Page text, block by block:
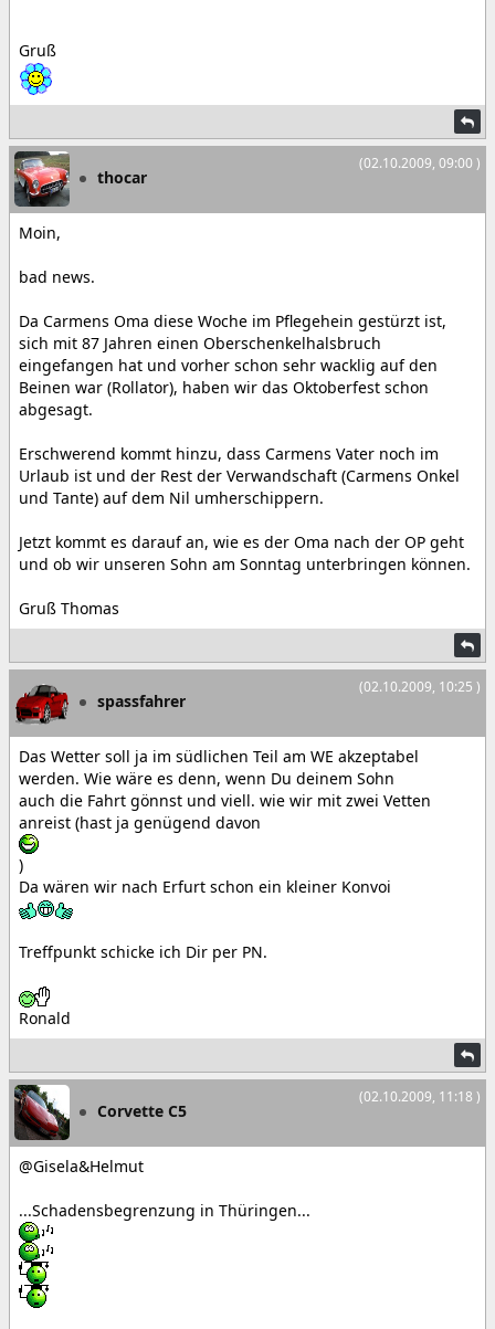
Gruß
(02.10.2009, 09:00 )
thocar
Moin,
bad news.
Da Carmens Oma diese Woche im Pflegehein gestürzt ist,
sich mit 87 Jahren einen Oberschenkelhalsbruch
eingefangen hat und vorher schon sehr wacklig auf den
Beinen war (Rollator), haben wir das Oktoberfest schon
abgesagt.
Erschwerend kommt hinzu, dass Carmens Vater noch im
Urlaub ist und der Rest der Verwandschaft (Carmens Onkel
und Tante) auf dem Nil umherschippern.
Jetzt kommt es darauf an, wie es der Oma nach der OP geht
und ob wir unseren Sohn am Sonntag unterbringen können.
Gruß Thomas
(02.10.2009, 10:25 )
spassfahrer
Das Wetter soll ja im südlichen Teil am WE akzeptabel
werden. Wie wäre es denn, wenn Du deinem Sohn
auch die Fahrt gönnst und viell. wie wir mit zwei Vetten
anreist (hast ja genügend davon
)
Da wären wir nach Erfurt schon ein kleiner Konvoi
Treffpunkt schicke ich Dir per PN.
Ronald
(02.10.2009, 11:18 )
Corvette C5
@Gisela&Helmut
...Schadensbegrenzung in Thüringen...